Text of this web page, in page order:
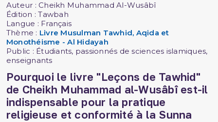
Auteur : Cheikh Muhammad Al-Wusâbî
Édition : Tawbah
Langue : Français
Thème : Livre Musulman Tawhid, Aqida et
Monothéisme - Al Hidayah
Public : Étudiants, passionnés de sciences islamiques,
enseignants
Pourquoi le livre "Leçons de Tawhid"
de Cheikh Muhammad al-Wusâbî est-il
indispensable pour la pratique
religieuse et conformité à la Sunna